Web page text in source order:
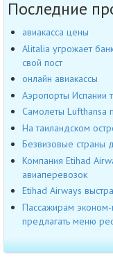
Последние
авиакасса цены
Alitalia угрожает
свой пост
онлайн авиакассы
Аэропорты Испании
Самолеты Lufthansa
На таиландском
Безвизовые страны
Компания Etihad
авиаперевозок
Etihad Airways
Пассажирам
предлагать меню